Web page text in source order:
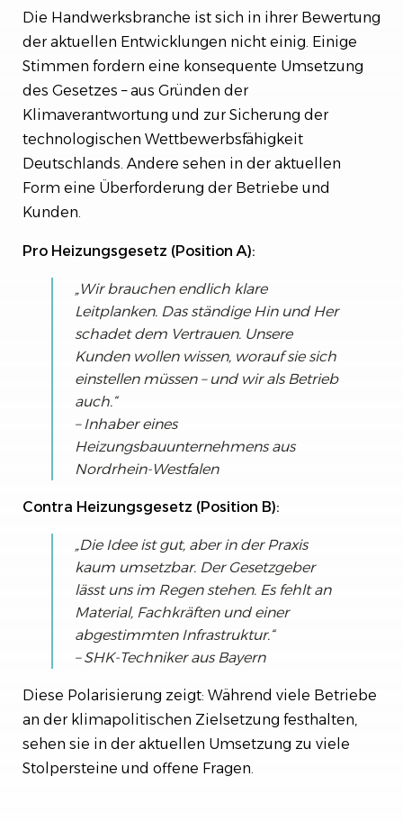
Die Handwerksbranche ist sich in ihrer Bewertung
der aktuellen Entwicklungen nicht einig. Einige
Stimmen fordern eine konsequente Umsetzung
des Gesetzes – aus Gründen der
Klimaverantwortung und zur Sicherung der
technologischen Wettbewerbsfähigkeit
Deutschlands. Andere sehen in der aktuellen
Form eine Überforderung der Betriebe und
Kunden.
Pro Heizungsgesetz (Position A):
„Wir brauchen endlich klare
Leitplanken. Das ständige Hin und Her
schadet dem Vertrauen. Unsere
Kunden wollen wissen, worauf sie sich
einstellen müssen – und wir als Betrieb
auch.“
– Inhaber eines
Heizungsbauunternehmens aus
Nordrhein-Westfalen
Contra Heizungsgesetz (Position B):
„Die Idee ist gut, aber in der Praxis
kaum umsetzbar. Der Gesetzgeber
lässt uns im Regen stehen. Es fehlt an
Material, Fachkräften und einer
abgestimmten Infrastruktur.“
– SHK-Techniker aus Bayern
Diese Polarisierung zeigt: Während viele Betriebe
an der klimapolitischen Zielsetzung festhalten,
sehen sie in der aktuellen Umsetzung zu viele
Stolpersteine und offene Fragen.